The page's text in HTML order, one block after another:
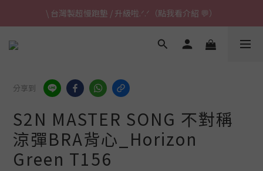
\ 台灣製超慢跑墊 / 升級啦.ᐟ.ᐟ（點我看介紹 💬）
\ 台灣製超慢跑墊 / 升級啦.ᐟ.ᐟ（點我看介紹 💬）
✈ 港澳免運｜滿HK$1,239免運 (指定商品)
分享到
S2N MASTER SONG 不對稱
涼彈BRA背心_Horizon
Green T156